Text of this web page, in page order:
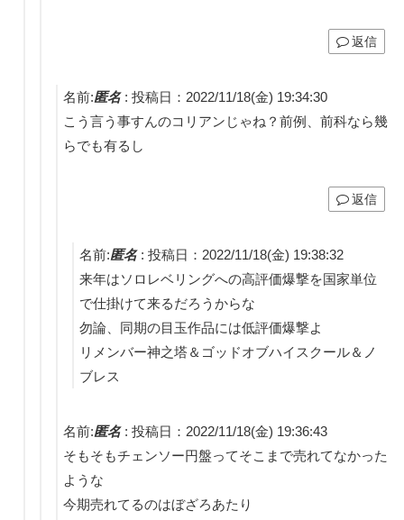
返信
名前:匿名: 投稿日：2022/11/18(金) 19:34:30
こう言う事すんのコリアンじゃね？前例、前科なら幾
らでも有るし
返信
名前:匿名: 投稿日：2022/11/18(金) 19:38:32
来年はソロレベリングへの高評価爆撃を国家単位
で仕掛けて来るだろうからな
勿論、同期の目玉作品には低評価爆撃よ
リメンバー神之塔＆ゴッドオブハイスクール＆ノ
ブレス
名前:匿名: 投稿日：2022/11/18(金) 19:36:43
そもそもチェンソー円盤ってそこまで売れてなかった
ような
今期売れてるのはぼざろあたり